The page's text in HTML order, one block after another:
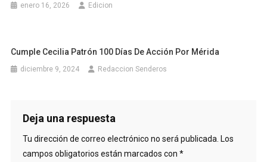
enero 16, 2026 Edicion
Cumple Cecilia Patrón 100 Días De Acción Por Mérida
diciembre 9, 2024 Redaccion Senderos
Deja una respuesta
Tu dirección de correo electrónico no será publicada. Los
campos obligatorios están marcados con *